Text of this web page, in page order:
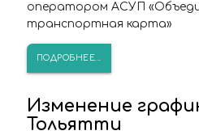
оператором АСУП
транспортная карта»
ПОДРОБНЕЕ...
Изменение
Тольятти